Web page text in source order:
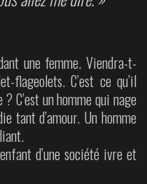
une femme. Viendra-t-
C’est ce qu’il
C’est un homme qui nage
tant d’amour. Un homme
d’une société ivre et